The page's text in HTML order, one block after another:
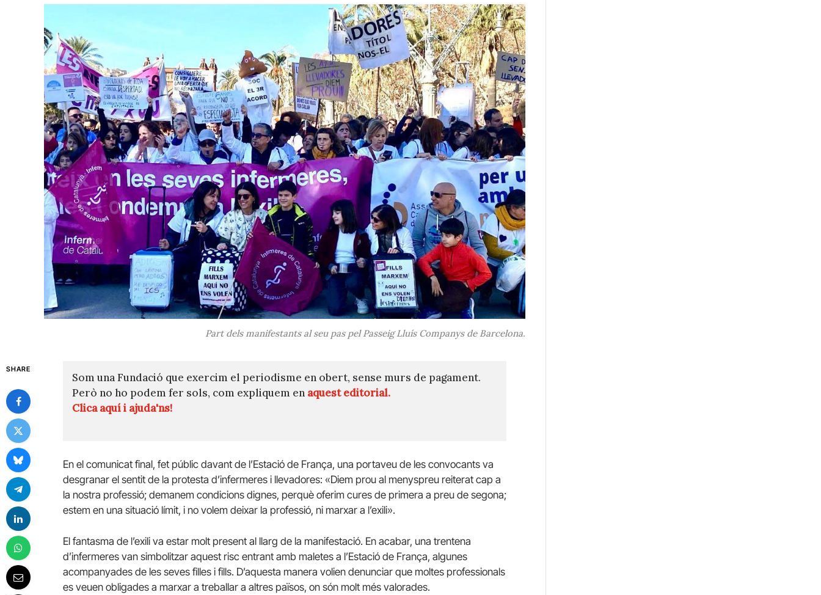
Part dels manifestants al seu pas pel Passeig Lluís Companys de Barcelona.
SHARE
Som una Fundació que exercim el periodisme en obert, sense murs de pagament.
Però no ho podem fer sols, com expliquem en aquest editorial.
Clica aquí i ajuda'ns!
En el comunicat final, fet públic davant de l’Estació de França, una portaveu de les convocants va
desgranar el sentit de la protesta d’infermeres i llevadores: «Diem prou al menyspreu reiterat cap a
la nostra professió; demanem condicions dignes, perquè oferim cures de primera a preu de segona;
estem en una situació límit, i no volem deixar la professió, ni marxar a l’exili».
El fantasma de l’exili va estar molt present al llarg de la manifestació. En acabar, una trentena
d’infermeres van simbolitzar aquest risc entrant amb maletes a l’Estació de França, algunes
acompanyades de les seves filles i fills. D’aquesta manera volien denunciar que moltes professionals
es veuen obligades a marxar a treballar a altres països, on són molt més valorades.